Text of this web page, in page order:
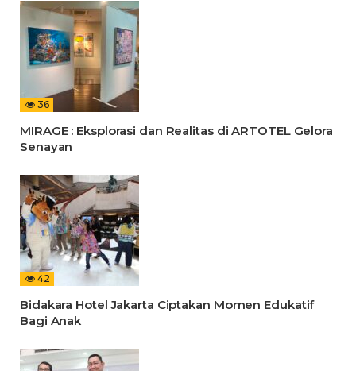
36
MIRAGE : Eksplorasi dan Realitas di ARTOTEL Gelora
Senayan
42
Bidakara Hotel Jakarta Ciptakan Momen Edukatif
Bagi Anak